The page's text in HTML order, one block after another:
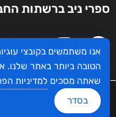
₪32
–
₪73
₪40
₪32
מודפס
₪73
ספרי ניב ברשתות
עיצוב ובניית האתר: ספרי ניב ©
אנו משתמשים בקובצי
הטובה ביותר באתר
שאתה מסכים למדיניות
בסדר